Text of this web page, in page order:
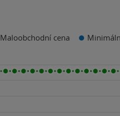
Maloobchodní cena